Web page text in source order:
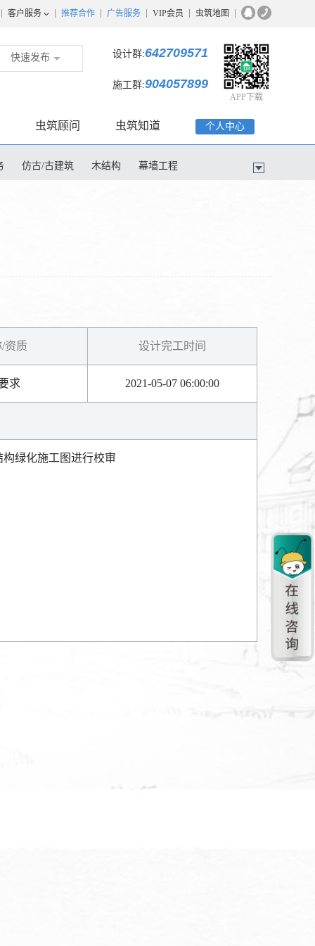
客户服务 推荐合作 广告服务 VIP会员 虫筑地图
快速发布 设计群:642709571
施工群:904057899
APP下载
虫筑顾问 虫筑知道 个人中心
仿古/古建筑 木结构 幕墙工程
资质 设计完工时间
求 2021-05-07 06:00:00
绿化施工图进行校审